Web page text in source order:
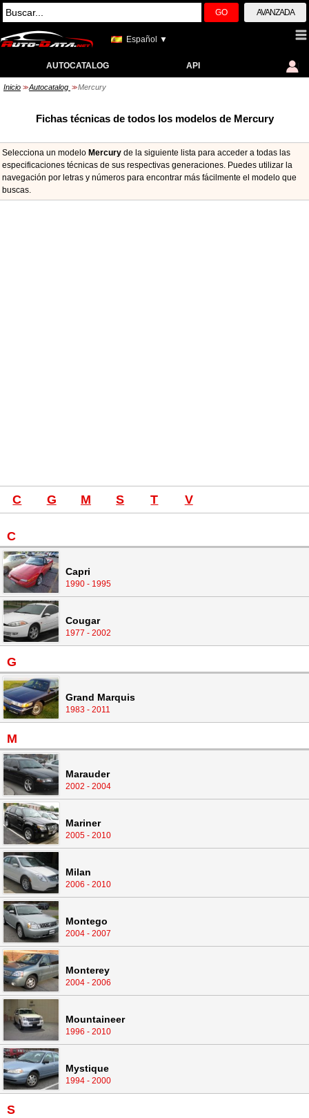
GO AVANZADA
Español ▼
AUTOCATALOG API
Inicio >> Autocatalog >> Mercury
Fichas técnicas de todos los modelos de Mercury
Selecciona un modelo Mercury de la siguiente lista para acceder a todas las
especificaciones técnicas de sus respectivas generaciones. Puedes utilizar la
navegación por letras y números para encontrar más fácilmente el modelo que
buscas.
C G M S T V
C
Capri
1990 - 1995
Cougar
1977 - 2002
G
Grand Marquis
1983 - 2011
M
Marauder
2002 - 2004
Mariner
2005 - 2010
Milan
2006 - 2010
Montego
2004 - 2007
Monterey
2004 - 2006
Mountaineer
1996 - 2010
Mystique
1994 - 2000
S